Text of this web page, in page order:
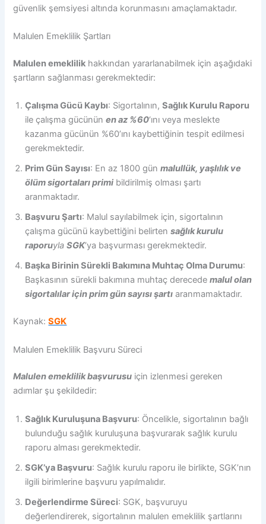
güvenlik şemsiyesi altında korunmasını amaçlamaktadır.
Malulen Emeklilik Şartları
Malulen emeklilik hakkından yararlanabilmek için aşağıdaki
şartların sağlanması gerekmektedir:
Çalışma Gücü Kaybı: Sigortalının,Sağlık Kurulu Raporu
ile çalışma gücününen az %60‘ını veya meslekte
kazanma gücünün %60’ını kaybettiğinin tespit edilmesi
gerekmektedir.
Prim Gün Sayısı: En az 1800 günmalullük, yaşlılık ve
ölüm sigortaları primi bildirilmiş olması şartı
aranmaktadır.
Başvuru Şartı: Malul sayılabilmek için, sigortalının
çalışma gücünü kaybettiğini belirtensağlık kurulu
raporuylaSGK‘ya başvurması gerekmektedir.
Başka Birinin Sürekli Bakımına Muhtaç Olma Durumu:
Başkasının sürekli bakımına muhtaç derecedemalul olan
sigortalılar için prim gün sayısı şartı aranmamaktadır.
Kaynak:SGK
Malulen Emeklilik Başvuru Süreci
Malulen emeklilik başvurusu için izlenmesi gereken
adımlar şu şekildedir:
Sağlık Kuruluşuna Başvuru: Öncelikle, sigortalının bağlı
bulunduğu sağlık kuruluşuna başvurarak sağlık kurulu
raporu alması gerekmektedir.
SGK’ya Başvuru: Sağlık kurulu raporu ile birlikte, SGK’nın
ilgili birimlerine başvuru yapılmalıdır.
Değerlendirme Süreci: SGK, başvuruyu
değerlendirerek, sigortalının malulen emeklilik şartlarını